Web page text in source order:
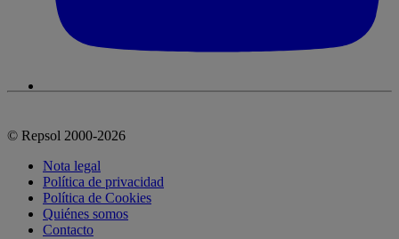
© Repsol 2000-2026
Nota legal
Política de privacidad
Política de Cookies
Quiénes somos
Contacto